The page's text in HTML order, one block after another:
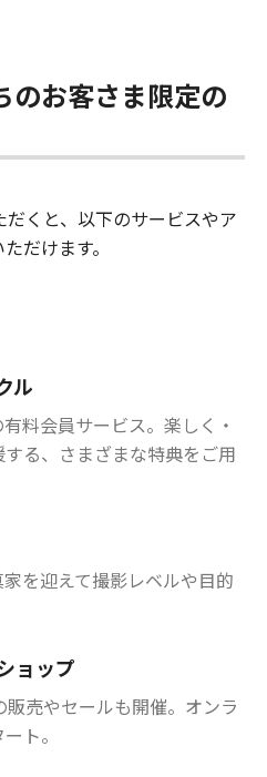
のお客さま限定の
だくと、以下のサービスやア
だけます。
ル
料会員サービス。楽しく・
る、さまざまな特典をご用
を迎えて撮影レベルや目的
ョップ
売やセールも開催。オンラ
ト。